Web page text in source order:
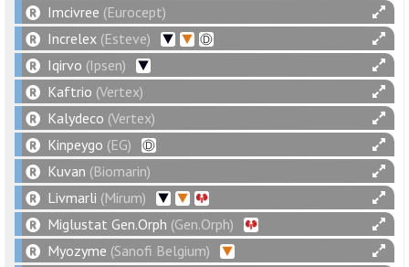
Imcivree (Eurocept)
Increlex (Esteve)
Iqirvo (Ipsen)
Kaftrio (Vertex)
Kalydeco (Vertex)
Kinpeygo (EG)
Kuvan (Biomarin)
Livmarli (Mirum)
Miglustat Gen.Orph (Gen.Orph)
Myozyme (Sanofi Belgium)